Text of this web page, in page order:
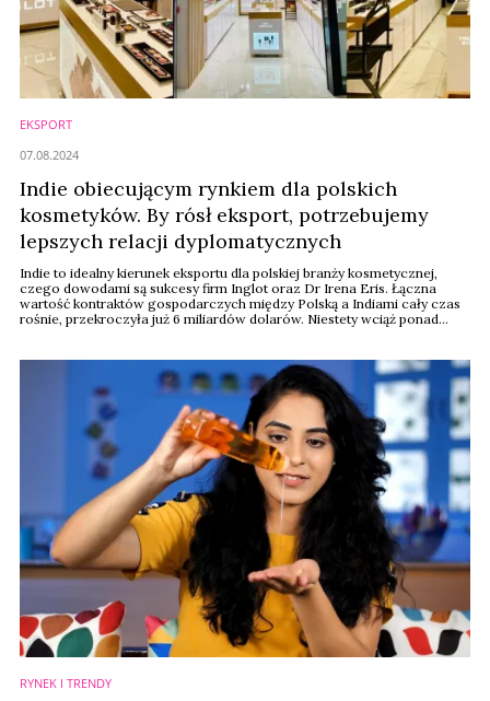
EKSPORT
Indie obiecującym rynkiem dla polskich
kosmetyków. By rósł eksport, potrzebujemy
lepszych relacji dyplomatycznych
Indie to idealny kierunek eksportu dla polskiej branży kosmetycznej,
czego dowodami są sukcesy firm Inglot oraz Dr Irena Eris. Łączna
wartość kontraktów gospodarczych między Polską a Indiami cały czas
rośnie, przekroczyła już 6 miliardów dolarów. Niestety wciąż ponad
zbytu.
07.08.2024
RYNEK I TRENDY